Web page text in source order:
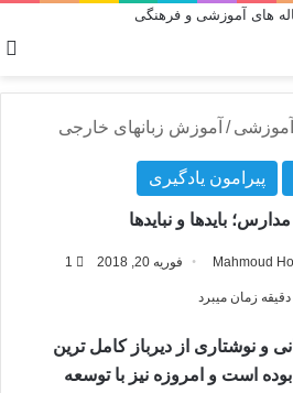
/ آموزش زبانهای خارجی
پیرامون یادگیری
بایدها و نبایدها
Mahmoud فوریه 20, 2018 1
و نوشتاری از دیرباز کامل ترین
است و امروزه نیز با توسعه